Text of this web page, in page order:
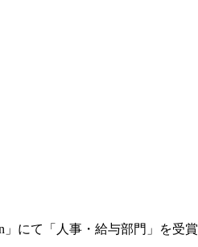
」にて「人事・給与部門」を受賞